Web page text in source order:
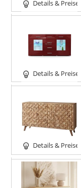
Details & Preise
Details & Preise
Details & Preise